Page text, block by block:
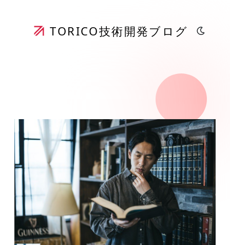
TORICO技術開発ブログ